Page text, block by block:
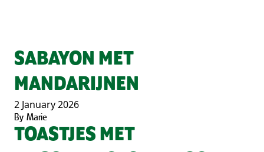
SABAYON MET
MANDARIJNEN
2 January 2026
By Marie
TOASTJES MET